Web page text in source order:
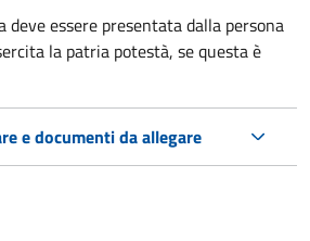
deve essere presentata dalla persona
la patria potestà, se questa è
e documenti da allegare